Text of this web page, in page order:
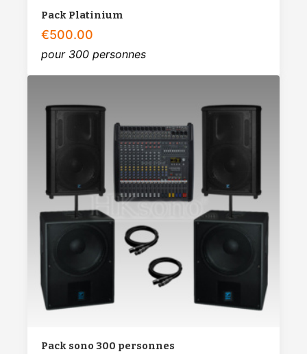
pour 300 personnes
Pack Platinium
€500.00
Pack sono 300 personnes